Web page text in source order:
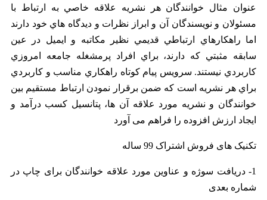
عنوان مثال خوانندگان هر نشريه علاقه خاصي به ارتباط با
مسئولان و نويسندگان آن و ابراز نظرات و ديدگاه هاي خود دارند
اما راهکارهاي ارتباطي قديمي نظير مکاتبه و ايميل در عين
سابقه مثبتي که دارند، براي افراد پرمشغله جامعه امروزي
کاربردي نيستند. سرويس پيام کوتاه راهکاري مناسب و کاربردي
براي هر نشريه است که ضمن برقرار نمودن ارتباط مستقيم بين
خوانندگان و نشريه مورد علاقه آن ها، پتانسيل کسب درآمد و
ايجاد ارزش افزوده را فراهم می آورد
تکنیک های فروش اشتراک 99 ساله
1- دریافت سوژه و عناوین مورد علاقه خوانندگان برای چاپ در
شماره بعدی